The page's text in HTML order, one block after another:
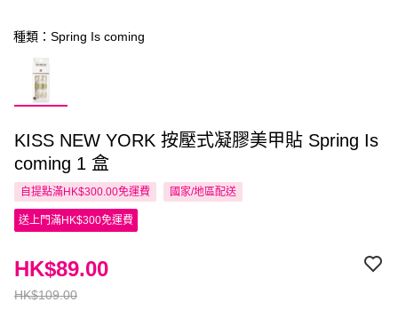
種類：Spring Is coming
KISS NEW YORK 按壓式凝膠美甲貼 Spring Is
coming 1 盒
自提點滿HK$300.00免運費 國家/地區配送
送上門滿HK$300免運費
HK$109.00
HK$89.00